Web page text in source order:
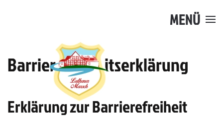
MENÜ
Barrierefreiheitserklärung
Erklärung zur Barrierefreiheit